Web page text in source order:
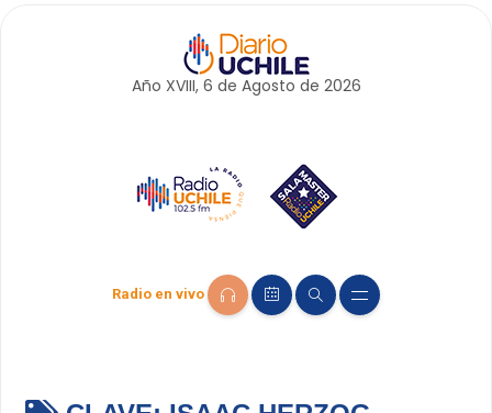
Año XVIII, 6 de Agosto de 2026
Radio en vivo